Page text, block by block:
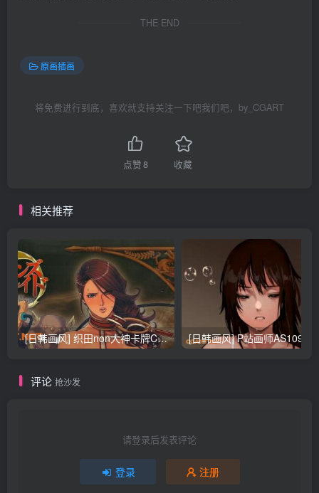
THE END
原画插画
将免费进行到底，喜欢就支持关注一下吧我们吧，by_CGART
点赞8 收藏
相关推荐
[日韩画风] 织田non大神卡牌CG插画设计画集256P 161M_CG原画资源
评论 抢沙发
请登录后发表评论
登录 注册